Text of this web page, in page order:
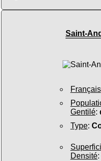
Saint-
Français
Gentilé:
Type:
Densité: